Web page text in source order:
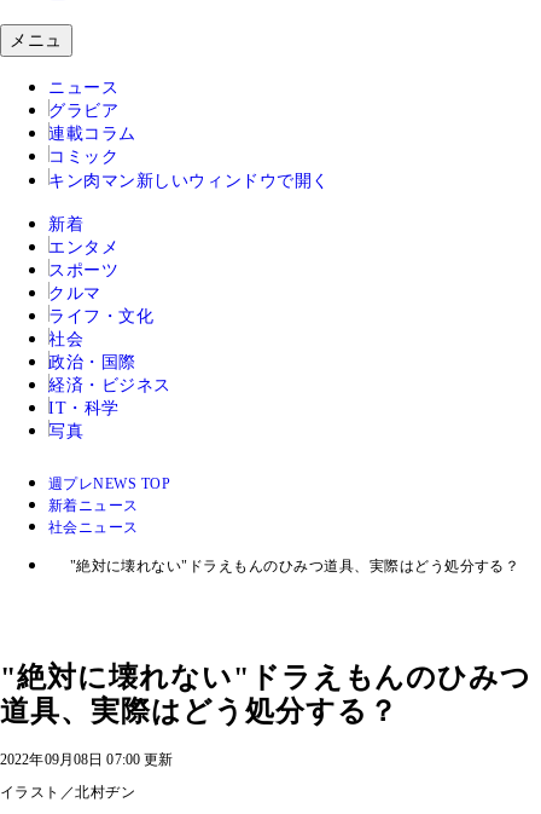
メニュ
ニュース
グラビア
連載コラム
コミック
キン肉マン 新しいウィンドウで開く
新着
エンタメ
スポーツ
クルマ
ライフ・文化
社会
政治・国際
経済・ビジネス
IT・科学
写真
週プレNEWS TOP
新着ニュース
社会ニュース
"絶対に壊れない"ドラえもんのひみつ道具、実際はどう処分する？
"絶対に壊れない"ドラえもんのひみつ
道具、実際はどう処分する？
2022年09月08日 07:00 更新
イラスト／北村ヂン